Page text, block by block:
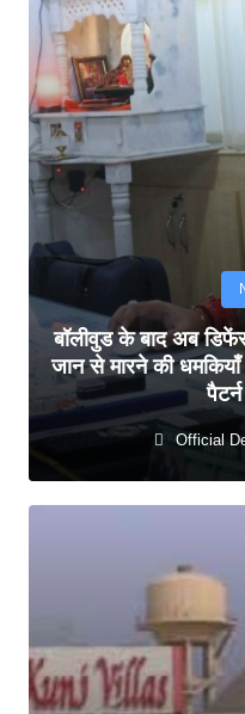
बॉलीवुड के बाद अब
जान से मारने की
Official